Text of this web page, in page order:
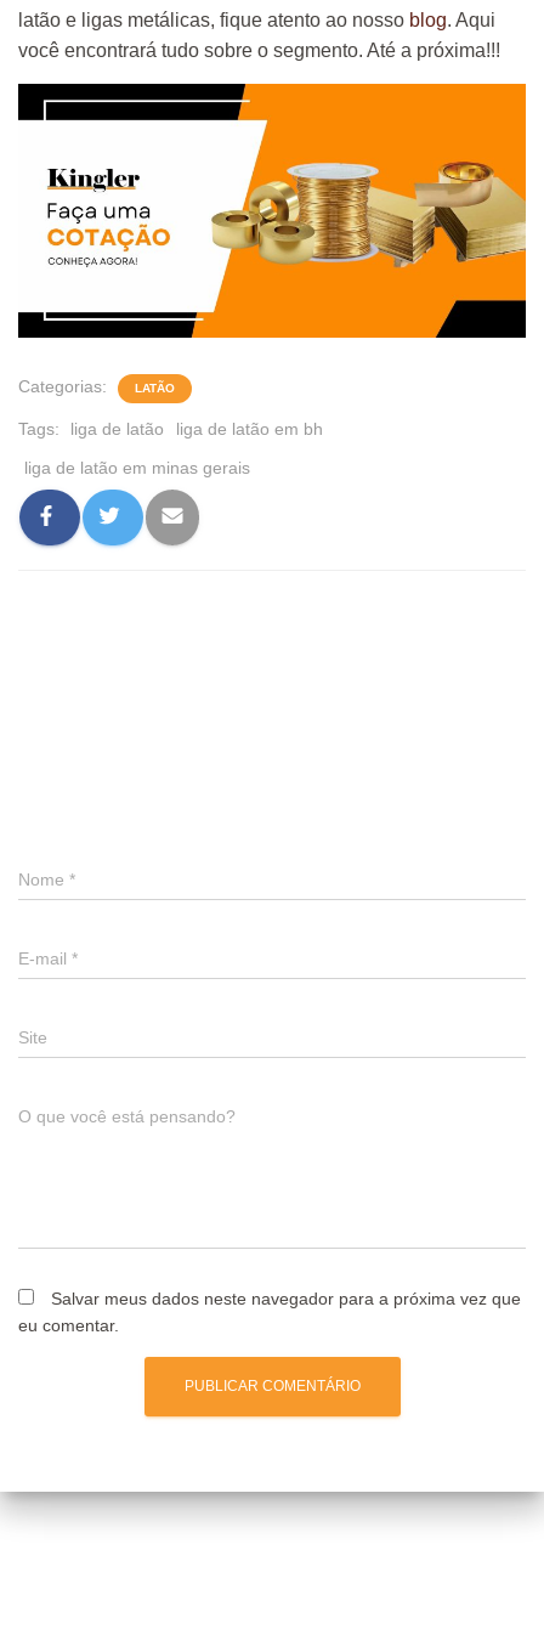
latão e ligas metálicas, fique atento ao nosso blog. Aqui
você encontrará tudo sobre o segmento. Até a próxima!!!
Categorias: LATÃO
Tags: liga de latão
liga de latão em bh
liga de latão em minas gerais
Nome *
E-mail *
Site
O que você está pensando?
Salvar meus dados neste navegador para a próxima vez que
eu comentar.